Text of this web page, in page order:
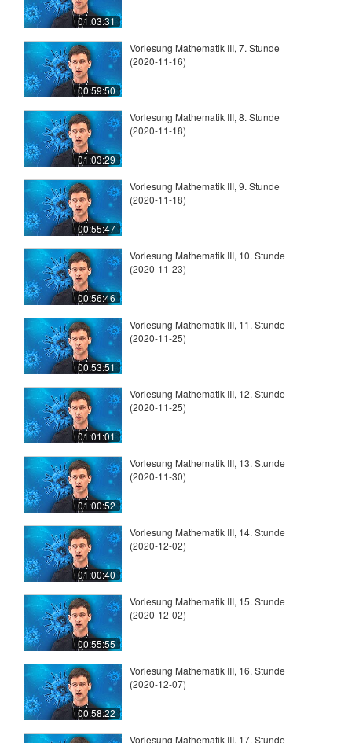
01:03:31
00:59:50
Vorlesung Mathematik III, 7. Stunde
(2020-11-16)
01:03:29
Vorlesung Mathematik III, 8. Stunde
(2020-11-18)
00:55:47
Vorlesung Mathematik III, 9. Stunde
(2020-11-18)
00:56:46
Vorlesung Mathematik III, 10. Stunde
(2020-11-23)
00:53:51
Vorlesung Mathematik III, 11. Stunde
(2020-11-25)
01:01:01
Vorlesung Mathematik III, 12. Stunde
(2020-11-25)
01:00:52
Vorlesung Mathematik III, 13. Stunde
(2020-11-30)
01:00:40
Vorlesung Mathematik III, 14. Stunde
(2020-12-02)
00:55:55
Vorlesung Mathematik III, 15. Stunde
(2020-12-02)
00:58:22
Vorlesung Mathematik III, 16. Stunde
(2020-12-07)
Vorlesung Mathematik III, 17. Stunde